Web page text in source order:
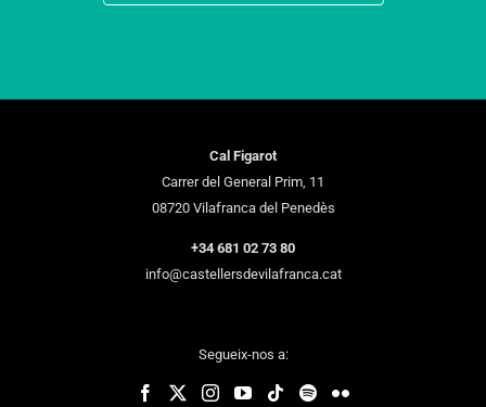
Cal Figarot
Carrer del General Prim, 11
08720 Vilafranca del Penedès
+34 681 02 73 80
info@castellersdevilafranca.cat
Segueix-nos a: